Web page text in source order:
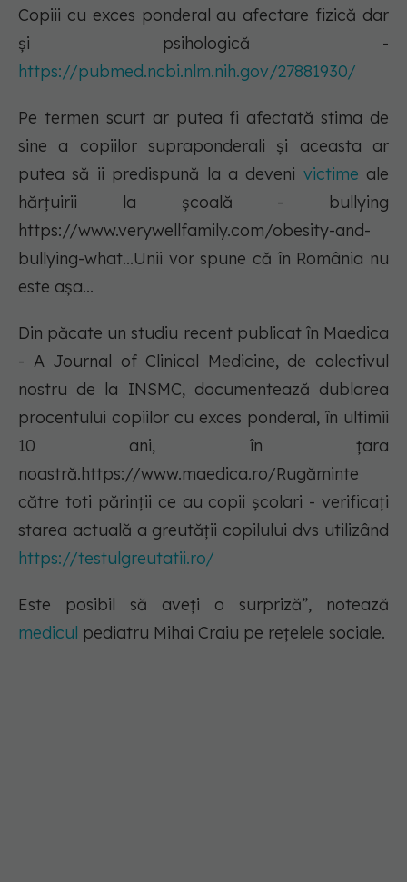
Copiii cu exces ponderal au afectare fizică dar
și psihologică -
https://pubmed.ncbi.nlm.nih.gov/27881930/
Pe termen scurt ar putea fi afectată stima de
sine a copiilor supraponderali și aceasta ar
putea să ii predispună la a deveni victime ale
hărțuirii la școală - bullying
https://www.verywellfamily.com/obesity-and-
bullying-what...Unii vor spune că în România nu
este așa...
Din păcate un studiu recent publicat în Maedica
- A Journal of Clinical Medicine, de colectivul
nostru de la INSMC, documentează dublarea
procentului copiilor cu exces ponderal, în ultimii
10 ani, în țara
noastră.https://www.maedica.ro/Rugăminte
către toti părinții ce au copii școlari - verificați
starea actuală a greutății copilului dvs utilizând
https://testulgreutatii.ro/
Este posibil să aveți o surpriză”, notează
medicul pediatru Mihai Craiu pe rețelele sociale.